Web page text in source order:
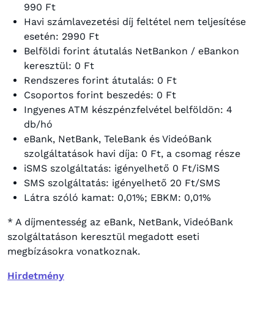
990 Ft
Havi számlavezetési díj feltétel nem teljesítése
esetén: 2990 Ft
Belföldi forint átutalás NetBankon / eBankon
keresztül: 0 Ft
Rendszeres forint átutalás: 0 Ft
Csoportos forint beszedés: 0 Ft
Ingyenes ATM készpénzfelvétel belföldön: 4
db/hó
eBank, NetBank, TeleBank és VideóBank
szolgáltatások havi díja: 0 Ft, a csomag része
iSMS szolgáltatás: igényelhető 0 Ft/iSMS
SMS szolgáltatás: igényelhető 20 Ft/SMS
Látra szóló kamat: 0,01%; EBKM: 0,01%
* A díjmentesség az eBank, NetBank, VideóBank
szolgáltatáson keresztül megadott eseti
megbízásokra vonatkoznak.
Hirdetmény